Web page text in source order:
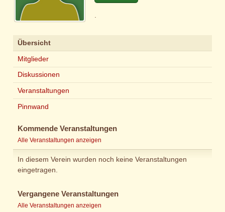
Übersicht
Mitglieder
Diskussionen
Veranstaltungen
Pinnwand
Kommende Veranstaltungen
Alle Veranstaltungen anzeigen
In diesem Verein wurden noch keine Veranstaltungen
eingetragen.
Vergangene Veranstaltungen
Alle Veranstaltungen anzeigen